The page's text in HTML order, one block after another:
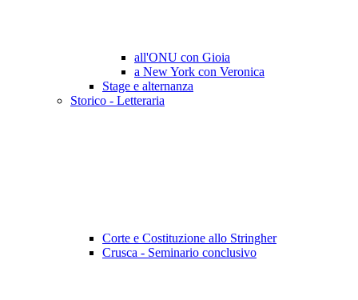
all'ONU con Gioia
a New York con Veronica
Stage e alternanza
Storico - Letteraria
Corte e Costituzione allo Stringher
Crusca - Seminario conclusivo